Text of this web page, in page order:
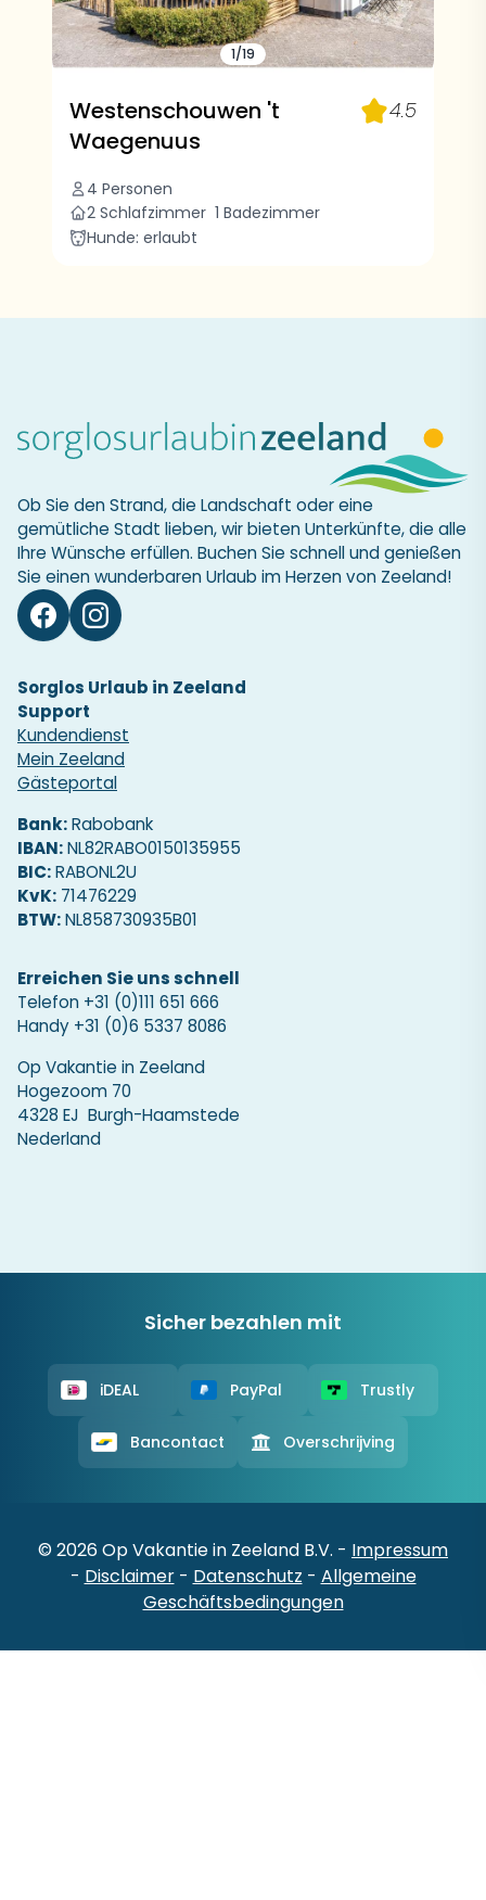
1/19
Westenschouwen 't
Waegenuus
4 Personen
2 Schlafzimmer 1 Badezimmer
Hunde: erlaubt
4.5
Ob Sie den Strand, die Landschaft oder eine
gemütliche Stadt lieben, wir bieten Unterkünfte, die alle
Ihre Wünsche erfüllen. Buchen Sie schnell und genießen
Sie einen wunderbaren Urlaub im Herzen von Zeeland!
Sorglos Urlaub in Zeeland
Support
Kundendienst
Mein Zeeland
Gästeportal
Bank:Rabobank
IBAN:NL82RABO0150135955
BIC:RABONL2U
KvK: 71476229
BTW:NL858730935B01
Erreichen Sie uns schnell
Telefon +31 (0)111 651 666
Handy +31 (0)6 5337 8086
Op Vakantie in Zeeland
Hogezoom 70
4328 EJ Burgh-Haamstede
Nederland
Sicher bezahlen mit
iDEAL PayPal Trustly
Bancontact Overschrijving
© 2026 Op Vakantie in Zeeland B.V. - Impressum
- Disclaimer- Datenschutz - Allgemeine
Geschäftsbedingungen